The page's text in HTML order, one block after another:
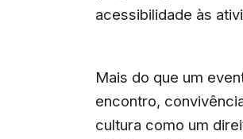
acessibilidade às
Mais do que um
encontro,
cultura como um